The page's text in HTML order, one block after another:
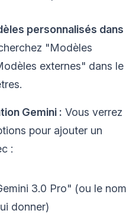
personnalisés dans
"Modèles
externes" dans le
Gemini : Vous verrez
pour ajouter un
:
3.0 Pro" (ou le nom
donner)